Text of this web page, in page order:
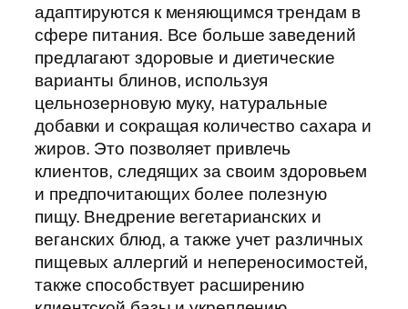
адаптируются к меняющимся трендам в
сфере питания. Все больше заведений
предлагают здоровые и диетические
варианты блинов, используя
цельнозерновую муку, натуральные
добавки и сокращая количество сахара и
жиров. Это позволяет привлечь
клиентов, следящих за своим здоровьем
и предпочитающих более полезную
пищу. Внедрение вегетарианских и
веганских блюд, а также учет различных
пищевых аллергий и непереносимостей,
также способствует расширению